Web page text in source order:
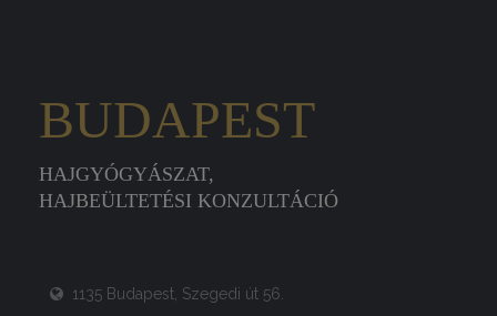
BUDAPEST
HAJGYÓGYÁSZAT,
HAJBEÜLTETÉSI KONZULTÁCIÓ
1135 Budapest, Szegedi út 56.